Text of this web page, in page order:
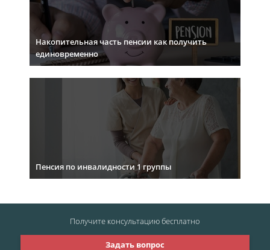
Накопительная часть пенсии как получить
единовременно
Пенсия по инвалидности 1 группы
Задать вопрос
Получите консультациюбесплатно